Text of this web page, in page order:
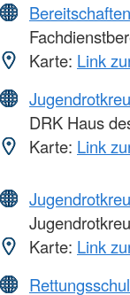
Karte: Link
DRK Haus
Karte: Link
Karte: Link